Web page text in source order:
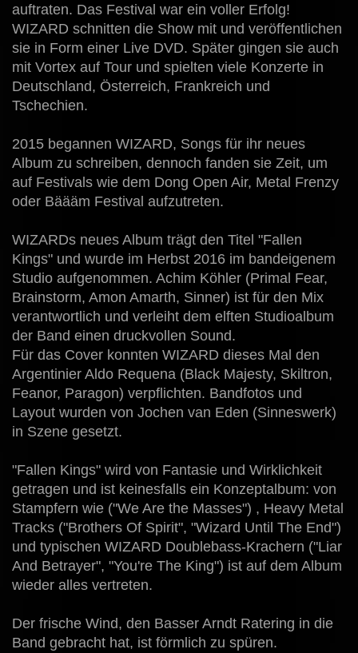
auftraten. Das Festival war ein voller Erfolg!
WIZARD schnitten die Show mit und veröffentlichen
sie in Form einer Live DVD. Später gingen sie auch
mit Vortex auf Tour und spielten viele Konzerte in
Deutschland, Österreich, Frankreich und
Tschechien.
2015 begannen WIZARD, Songs für ihr neues
Album zu schreiben, dennoch fanden sie Zeit, um
auf Festivals wie dem Dong Open Air, Metal Frenzy
oder Bäääm Festival aufzutreten.
WIZARDs neues Album trägt den Titel "Fallen
Kings" und wurde im Herbst 2016 im bandeigenem
Studio aufgenommen. Achim Köhler (Primal Fear,
Brainstorm, Amon Amarth, Sinner) ist für den Mix
verantwortlich und verleiht dem elften Studioalbum
der Band einen druckvollen Sound.
Für das Cover konnten WIZARD dieses Mal den
Argentinier Aldo Requena (Black Majesty, Skiltron,
Feanor, Paragon) verpflichten. Bandfotos und
Layout wurden von Jochen van Eden (Sinneswerk)
in Szene gesetzt.
"Fallen Kings" wird von Fantasie und Wirklichkeit
getragen und ist keinesfalls ein Konzeptalbum: von
Stampfern wie ("We Are the Masses") , Heavy Metal
Tracks ("Brothers Of Spirit", "Wizard Until The End")
und typischen WIZARD Doublebass-Krachern ("Liar
And Betrayer", "You're The King") ist auf dem Album
wieder alles vertreten.
Der frische Wind, den Basser Arndt Ratering in die
Band gebracht hat, ist förmlich zu spüren.